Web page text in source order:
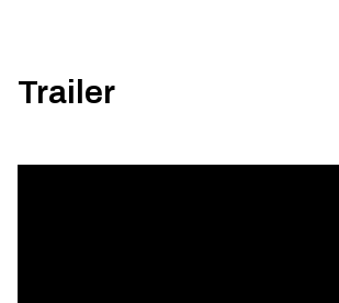
Trailer